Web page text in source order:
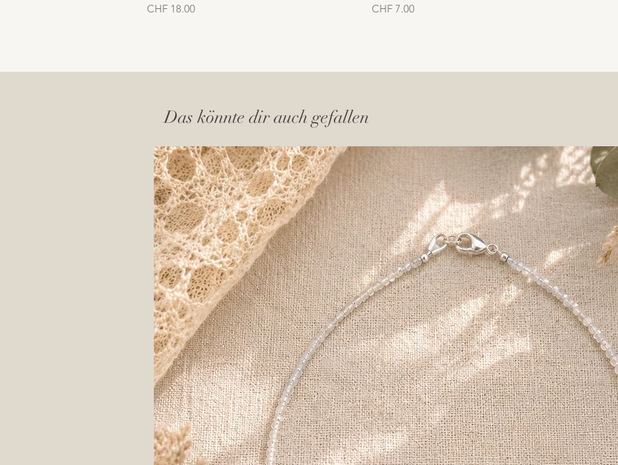
Preis
CHF 18.00
Preis
CHF 7.00
Das könnte dir auch gefallen